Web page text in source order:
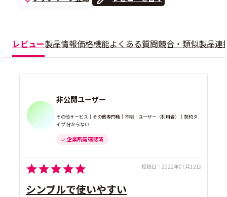
レビュー製品情報価格機能よくある質問競合・類似製品連
非公開ユーザー
その他サービス｜その他専門職｜不明｜ユーザー（利用者）｜契約タ
イプ 分からない
企業所属 確認済
投稿日： 2022年07月12日
シンプルで使いやすい